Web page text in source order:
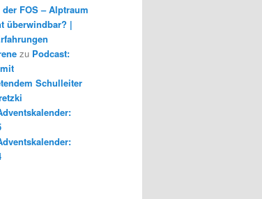
der FOS – Alptraum
überwindbar? |
zu Podcast:
Schulleiter